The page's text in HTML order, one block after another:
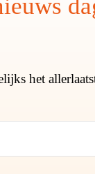
het